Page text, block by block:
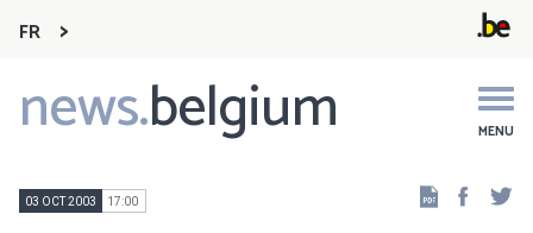
FR
news.belgium MENU
Main
navigation
03 OCT 2003 17:00